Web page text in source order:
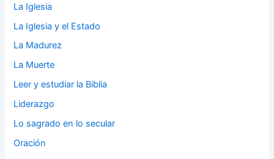
La Iglesia
La Iglesia y el Estado
La Madurez
La Muerte
Leer y estudiar la Biblia
Liderazgo
Lo sagrado en lo secular
Oración